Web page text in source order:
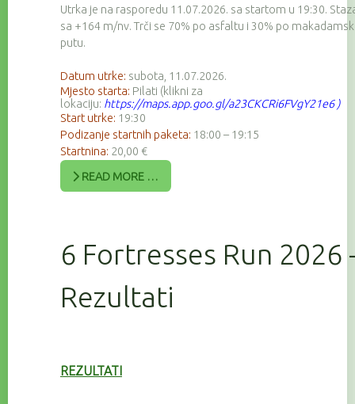
Utrka je na rasporedu 11.07.2026. sa startom u 19:30.
sa +164 m/nv. Trči se 70% po asfaltu i 30% po
putu.
Datum utrke: subota, 11.07.2026.
Mjesto starta: Pilati (klikni za
lokaciju: https://maps.app.goo.gl/a23CKCRi6FVgY21e6)
Start utrke: 19:30
Podizanje startnih paketa: 18:00 – 19:15
Startnina: 20,00 €
READ MORE …
6 Fortresses Run 2026
Rezultati
REZULTATI